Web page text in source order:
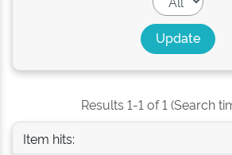
Results 1-1 of 1 (Search
Item hits: